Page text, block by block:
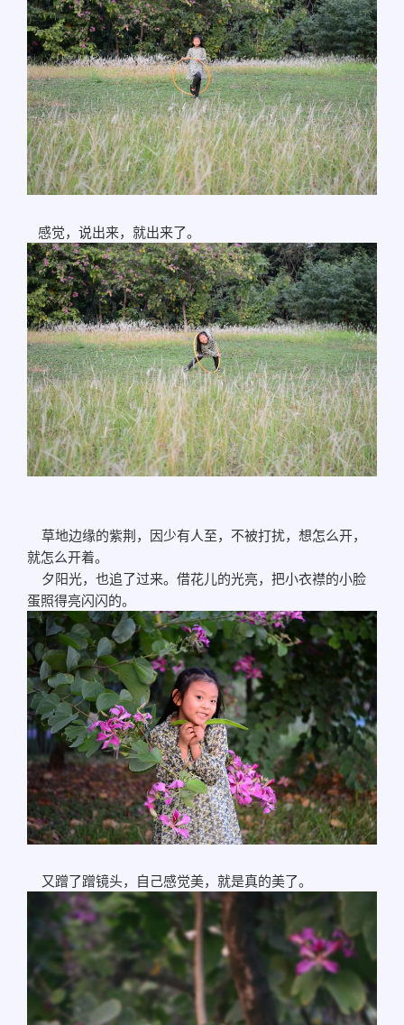
感觉，说出来，就出来了。
草地边缘的紫荆，因少有人至，不被打扰，想怎么开，
就怎么开着。
夕阳光，也追了过来。借花儿的光亮，把小衣襟的小脸
蛋照得亮闪闪的。
又蹭了蹭镜头，自己感觉美，就是真的美了。